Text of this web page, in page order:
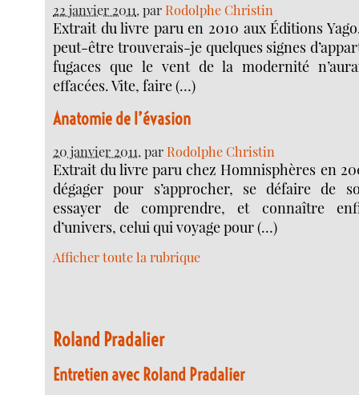
22 janvier 2011, parRodolphe Christin
Extrait du livre paru en 2010 aux Éditions
peut-être trouverais-je quelques signes
fugaces que le vent de la modernité
effacées. Vite, faire (…)
Anatomie de l’évasion
20 janvier 2011, par Rodolphe Christin
Extrait du livre paru chez Homnisphères en
dégager pour s’approcher, se défaire de
essayer de comprendre, et connaître
d’univers, celui qui voyage pour (…)
Afficher toute la rubrique
Roland Pradalier
Entretien avec Roland Pradalier